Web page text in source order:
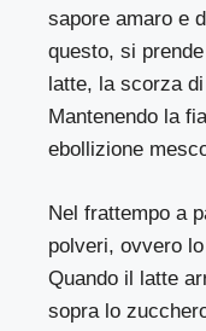
sapore amaro e
questo, si
latte, la scorza
Mantenendo la
ebollizione
Nel frattempo a
polveri, ovvero
Quando il latte
sopra lo